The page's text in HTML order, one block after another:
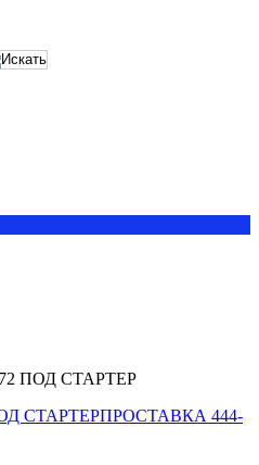
ПОД СТАРТЕР
СТАРТЕРПРОСТАВКА 444-